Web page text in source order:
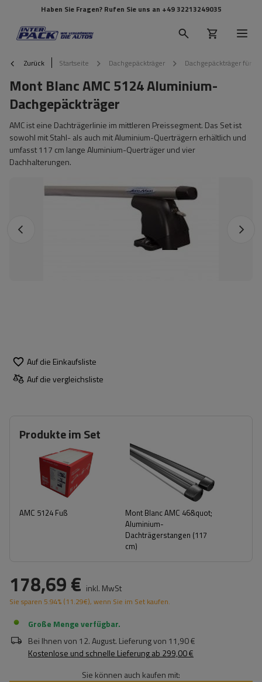
Haben Sie Fragen? Rufen Sie uns an +49 32213249035
Zurück Startseite Dachgepäckträger Dachgepäckträger für
Mont Blanc AMC 5124 Aluminium-
Dachgepäckträger
AMC ist eine Dachträgerlinie im mittleren Preissegment. Das Set ist
sowohl mit Stahl- als auch mit Aluminium-Querträgern erhältlich und
umfasst 117 cm lange Aluminium-Querträger und vier
Dachhalterungen.
Auf die Einkaufsliste
Auf die vergleichsliste
Produkte im Set
AMC 5124 Fuß
Mont Blanc AMC 46&quot;
Aluminium-
Dachträgerstangen (117
cm)
178,69 € inkl. MwSt
Sie sparen 5.94% (11.29€), wenn Sie im Set kaufen.
Große Menge verfügbar
Bei Ihnen von 12. August. Lieferung von 11,90 €
Kostenlose und schnelle Lieferungab 299,00 €
Sie können auch kaufen mit: